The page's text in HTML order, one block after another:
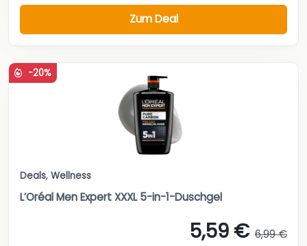
Zum Deal
-20%
Deals, Wellness
L’Oréal Men Expert XXXL 5-in-1-Duschgel
5,59 € 6,99 €